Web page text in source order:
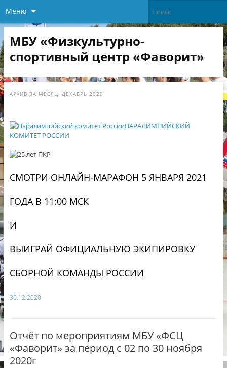
Меню
МБУ «Физкультурно-
спортивный центр «Фаворит»
АРХИВ ЗА МЕСЯЦ: ДЕКАБРЬ 2020
ПАРАЛИМПИЙСКИЙ
КОМИТЕТ РОССИИ
СМОТРИ ОНЛАЙН-МАРАФОН 5 ЯНВАРЯ 2021
ГОДА В 11:00 МСК
И
ВЫИГРАЙ ОФИЦИАЛЬНУЮ ЭКИПИРОВКУ
СБОРНОЙ КОМАНДЫ РОССИИ
30.12.2020
Отчёт по мероприятиям МБУ «ФСЦ
«Фаворит» за период с 02 по 30 ноября
2020г